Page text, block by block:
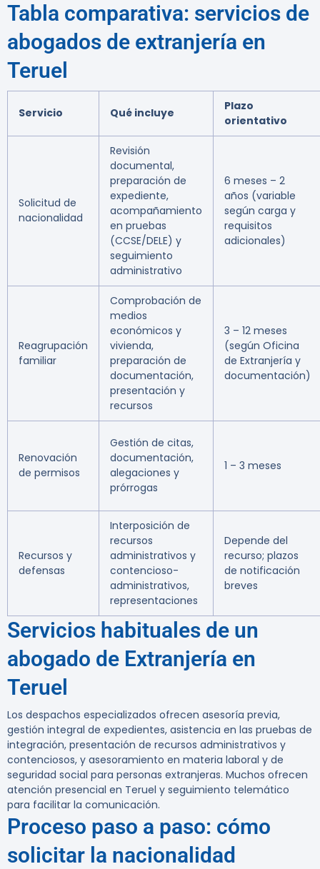
Tabla comparativa: servicios de
abogados de extranjería en
Teruel
Servicio Qué incluye
Plazo
orientativo
Solicitud de
nacionalidad
Revisión
documental,
preparación de
expediente,
acompañamiento
en pruebas
(CCSE/DELE) y
seguimiento
administrativo
6 meses – 2
años (variable
según carga y
requisitos
adicionales)
Reagrupación
familiar
Comprobación de
medios
económicos y
vivienda,
preparación de
documentación,
presentación y
recursos
3 – 12 meses
(según Oficina
de Extranjería y
documentación)
Renovación
de permisos
Gestión de citas,
documentación,
alegaciones y
prórrogas
1 – 3 meses
Recursos y
defensas
Interposición de
recursos
administrativos y
contencioso-
administrativos,
representaciones
Depende del
recurso; plazos
de notificación
breves
Servicios habituales de un
abogado de Extranjería en
Teruel
Los despachos especializados ofrecen asesoría previa,
gestión integral de expedientes, asistencia en las pruebas de
integración, presentación de recursos administrativos y
contenciosos, y asesoramiento en materia laboral y de
seguridad social para personas extranjeras. Muchos ofrecen
atención presencial en Teruel y seguimiento telemático
para facilitar la comunicación.
Proceso paso a paso: cómo
solicitar la nacionalidad